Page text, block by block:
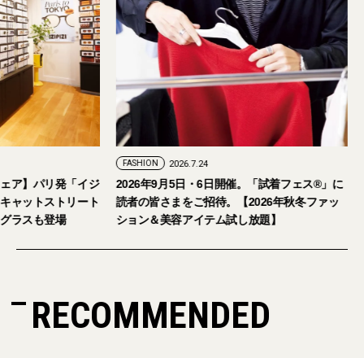
【おしゃれな大人のアイウェア】パリ発「イジ
ピジ」が国内初の旗艦店をキャットストリート
にオープン。日本限定サングラスも登場
2026年9月5日・6
読者の皆さまをご
ション＆美容アイ
RECOMMENDED